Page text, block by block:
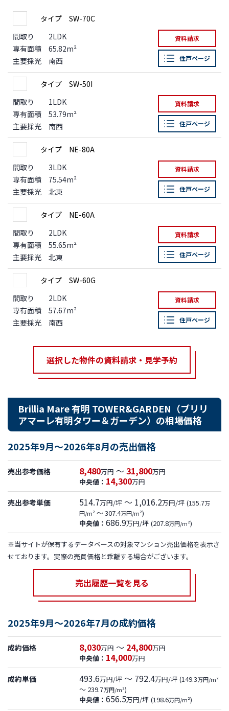
タイプ SW-70C
間取り
2LDK
専有面積
65.82m²
主要採光
南西
資料請求
住戸ページ
タイプ SW-50I
間取り
1LDK
専有面積
53.79m²
主要採光
南西
資料請求
住戸ページ
タイプ NE-80A
間取り
3LDK
専有面積
75.54m²
主要採光
北東
資料請求
住戸ページ
タイプ NE-60A
間取り
2LDK
専有面積
55.65m²
主要採光
北東
資料請求
住戸ページ
タイプ SW-60G
間取り
2LDK
専有面積
57.67m²
主要採光
南西
資料請求
住戸ページ
選択した物件の資料請求・見学予約
Brillia Mare 有明 TOWER&GARDEN（ブリリ
アマーレ有明タワー＆ガーデン）の相場価格
2025年9月～2026年8月の売出価格
売出参考価格 8,480万円 ～ 31,800万円
中央値： 14,300万円
売出参考単価 514.7万円/坪 ～ 1,016.2万円/坪 (155.7万
円/m² ～ 307.4万円/m²)
中央値： 686.9万円/坪 (207.8万円/m²)
※当サイトが保有するデータベースの対象マンション売出価格を表示さ
せております。実際の売買価格と乖離する場合がございます。
売出履歴一覧を見る
2025年9月～2026年7月の成約価格
成約価格 8,030万円 ～ 24,800万円
中央値： 14,000万円
成約単価 493.6万円/坪 ～ 792.4万円/坪 (149.3万円/m²
～ 239.7万円/m²)
中央値： 656.5万円/坪 (198.6万円/m²)